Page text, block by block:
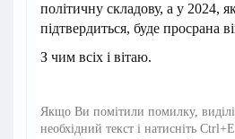
політичну складову, а у 2024,
підтвердиться, буде просрана
З чим всіх і вітаю.
Якщо Ви помітили помилку,
необхідний текст і натисніть